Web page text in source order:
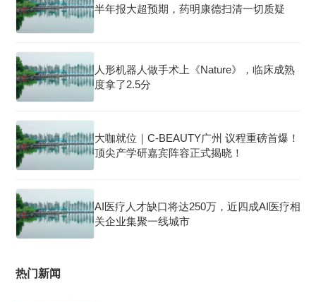
半年报大超预期，药明康德扫清一切质疑
人形机器人做手术上《Nature》，临床成熟
度拿了2.5分
大咖就位｜C-BEAUTY广州 议程重磅首爆！
顶尖产学研嘉宾阵容正式揭晓！
AI医疗人才缺口将达250万，近四成AI医疗相
关企业集聚一线城市
热门新闻